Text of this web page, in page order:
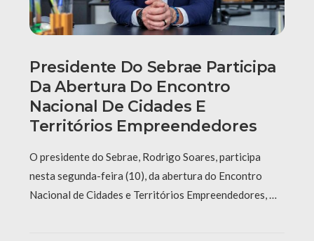
Presidente Do Sebrae Participa
Da Abertura Do Encontro
Nacional De Cidades E
Territórios Empreendedores
O presidente do Sebrae, Rodrigo Soares, participa
nesta segunda-feira (10), da abertura do Encontro
Nacional de Cidades e Territórios Empreendedores, …